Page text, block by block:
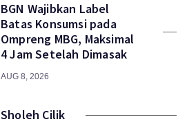
BGN Wajibkan Label
Batas Konsumsi pada
Ompreng MBG, Maksimal
4 Jam Setelah Dimasak
AUG 8, 2026
Sholeh Cilik